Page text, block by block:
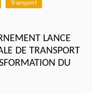
Transport
LANCE
DE TRANSPORT
DU